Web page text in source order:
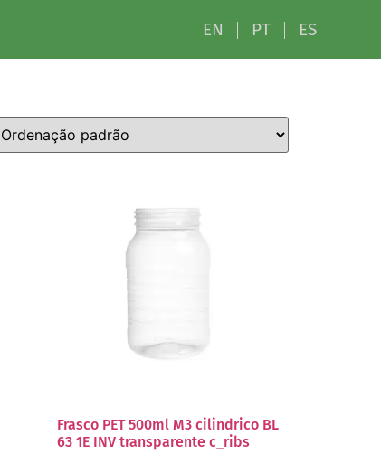
EN PT ES
Frasco PET 500ml M3 cilindrico BL
63 1E INV transparente c_ribs